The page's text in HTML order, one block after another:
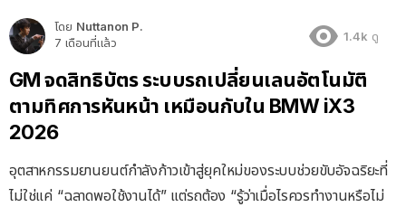
โดย Nuttanon P.
7 เดือนที่แล้ว
1.4k ดู
GM จดสิทธิบัตร ระบบรถเปลี่ยนเลนอัตโนมัติ
ตามทิศการหันหน้า เหมือนกับใน BMW iX3
2026
อุตสาหกรรมยานยนต์กำลังก้าวเข้าสู่ยุคใหม่ของระบบช่วยขับอัจฉริยะที่
ไม่ใช่แค่ “ฉลาดพอใช้งานได้” แต่รถต้อง “รู้ว่าเมื่อไรควรทำงานหรือไม่